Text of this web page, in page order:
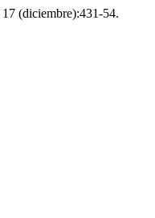
17 (diciembre):431-54.